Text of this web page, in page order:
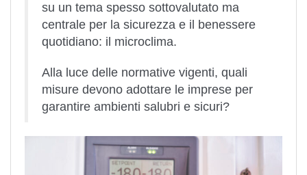
su un tema spesso sottovalutato ma
centrale per la sicurezza e il benessere
quotidiano: il microclima.
Alla luce delle normative vigenti, quali
misure devono adottare le imprese per
garantire ambienti salubri e sicuri?